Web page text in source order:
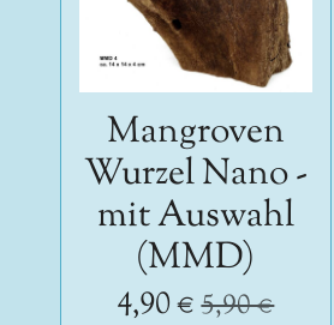
Mangroven
Wurzel Nano -
mit Auswahl
(MMD)
4,90 € 5,90 €